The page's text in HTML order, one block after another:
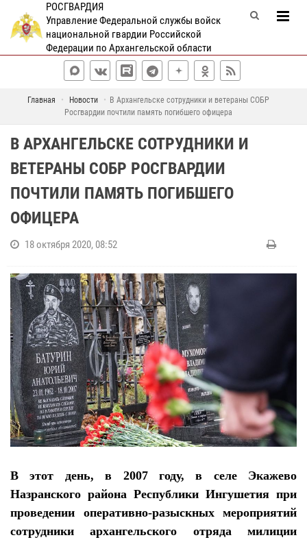
РОСГВАРДИЯ
Управление Федеральной службы войск
национальной гвардии Российской
Федерации по Архангельской области
Главная Новости
В Архангельске сотрудники и ветераны СОБР
Росгвардии почтили память погибшего офицера
В АРХАНГЕЛЬСКЕ СОТРУДНИКИ И
ВЕТЕРАНЫ СОБР РОСГВАРДИИ
ПОЧТИЛИ ПАМЯТЬ ПОГИБШЕГО
ОФИЦЕРА
18 октября 2020, 08:52
В этот день, в 2007 году, в селе Экажево
Назранского района Республики Ингушетия при
проведении оперативно-разыскных мероприятий
сотрудники архангельского отряда милиции